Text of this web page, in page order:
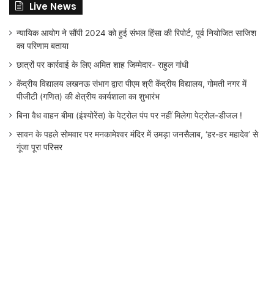
Live News
न्यायिक आयोग ने सौंपी 2024 को हुई संभल हिंसा की रिपोर्ट, पूर्व नियोजित साजिश
का परिणाम बताया
छात्रों पर कार्रवाई के लिए अमित शाह जिम्मेदार- राहुल गांधी
केंद्रीय विद्यालय लखनऊ संभाग द्वारा पीएम श्री केंद्रीय विद्यालय, गोमती नगर में
पीजीटी (गणित) की क्षेत्रीय कार्यशाला का शुभारंभ
बिना वैध वाहन बीमा (इंश्योरेंस) के पेट्रोल पंप पर नहीं मिलेगा पेट्रोल-डीजल !
सावन के पहले सोमवार पर मनकामेश्वर मंदिर में उमड़ा जनसैलाब, ‘हर-हर महादेव’ से
गूंजा पूरा परिसर